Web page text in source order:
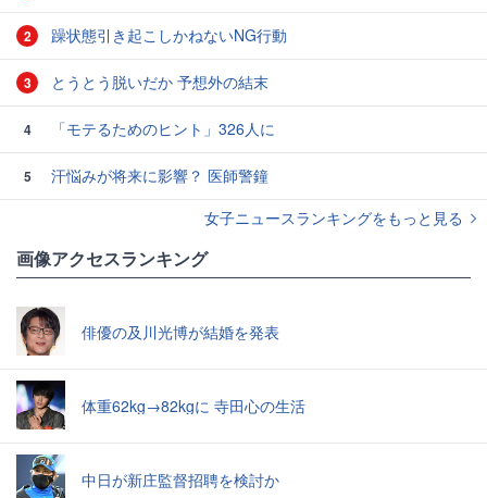
2 躁状態引き起こしかねないNG行動
3 とうとう脱いだか 予想外の結末
4 「モテるためのヒント」326人に
5
汗悩みが将来に影響？ 医師警鐘
女子ニュースランキングをもっと見る
画像アクセスランキング
俳優の及川光博が結婚を発表
体重62kg→82kgに 寺田心の生活
中日が新庄監督招聘を検討か